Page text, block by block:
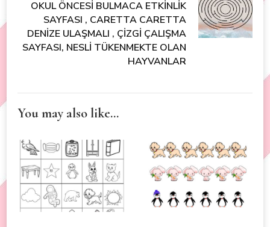
OKUL ÖNCESİ BULMACA ETKİNLİK
SAYFASI , CARETTA CARETTA
DENİZE ULAŞMALI , ÇİZGİ ÇALIŞMA
SAYFASI, NESLİ TÜKENMEKTE OLAN
HAYVANLAR
You may also like...